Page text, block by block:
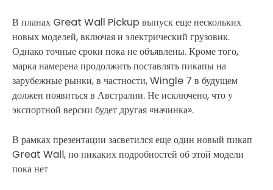
В планах Great Wall Pickup выпуск еще нескольких
новых моделей, включая и электрический грузовик.
Однако точные сроки пока не объявлены. Кроме того,
марка намерена продолжить поставлять пикапы на
зарубежные рынки, в частности, Wingle 7 в будущем
должен появиться в Австралии. Не исключено, что у
экспортной версии будет другая «начинка».
В рамках презентации засветился еще один новый пикап
Great Wall, но никаких подробностей об этой модели
пока нет